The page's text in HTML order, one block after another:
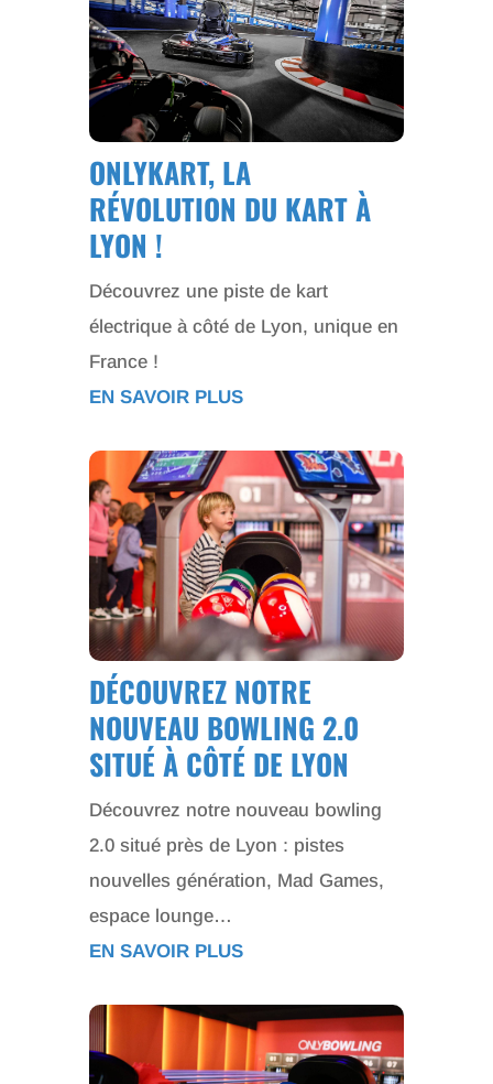
ONLYKART, LA
RÉVOLUTION DU KART À
LYON !
Découvrez une piste de kart
électrique à côté de Lyon, unique en
France !
EN SAVOIR PLUS
DÉCOUVREZ NOTRE
NOUVEAU BOWLING 2.0
SITUÉ À CÔTÉ DE LYON
Découvrez notre nouveau bowling
2.0 situé près de Lyon : pistes
nouvelles génération, Mad Games,
espace lounge…
EN SAVOIR PLUS